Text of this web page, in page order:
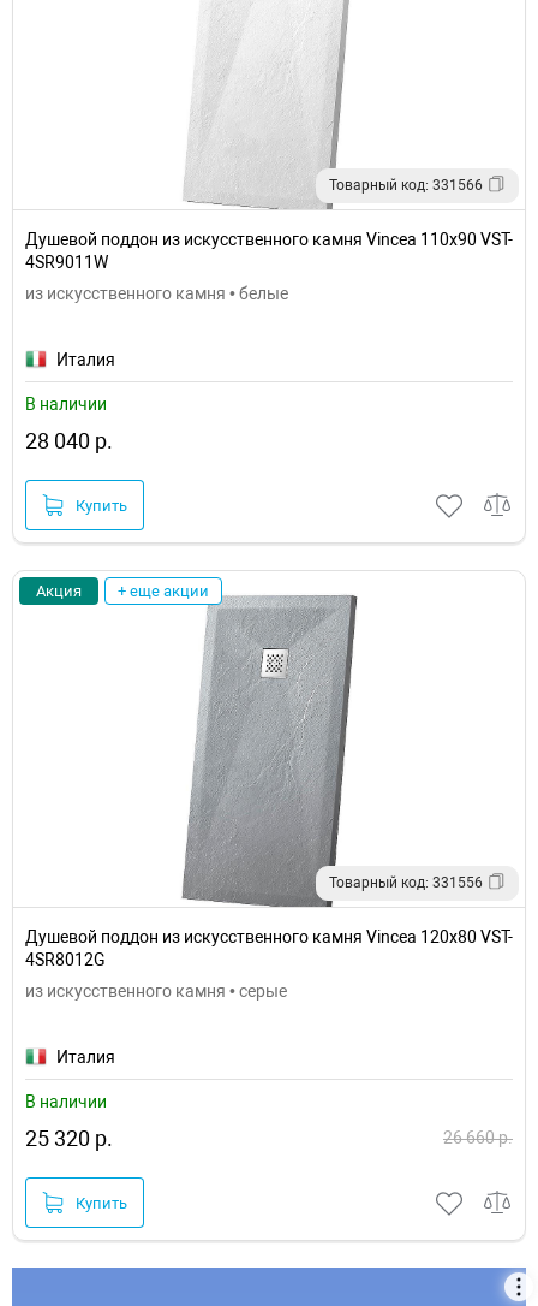
Товарный код: 331566
Душевой поддон из искусственного камня Vincea 110x90 VST-
4SR9011W
из искусственного камня • белые
Италия
В наличии
28 040 р.
Купить
Акция + еще акции
Товарный код: 331556
Душевой поддон из искусственного камня Vincea 120x80 VST-
4SR8012G
из искусственного камня • серые
Италия
В наличии
25 320 р. 26 660 р.
Купить